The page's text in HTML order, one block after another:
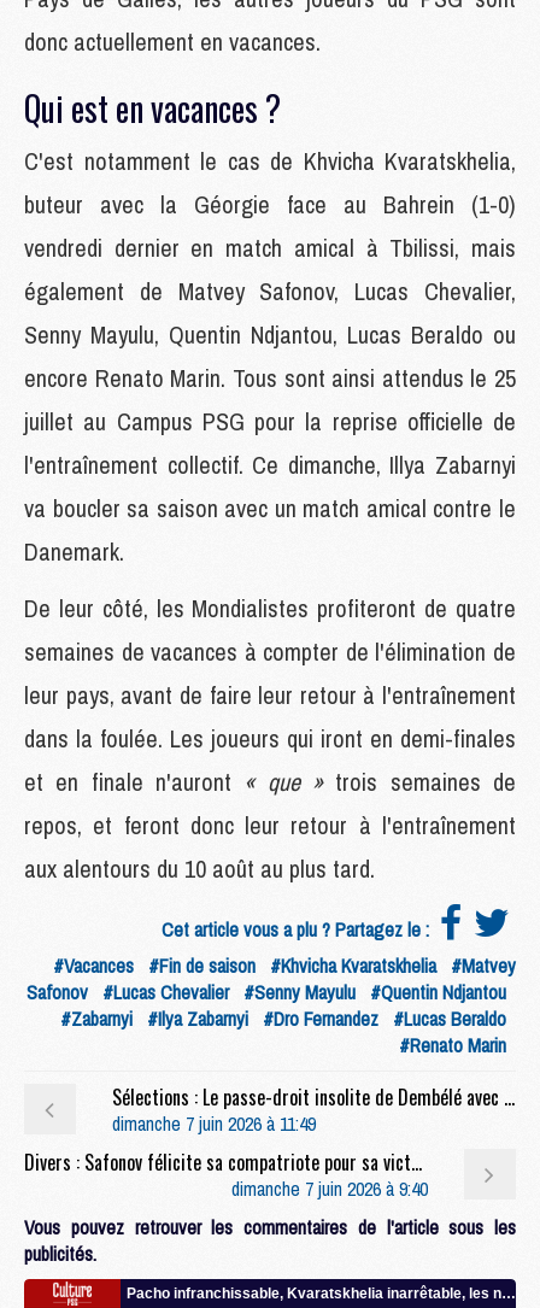
donc actuellement en vacances.
Qui est en vacances ?
C'est notamment le cas de Khvicha Kvaratskhelia,
buteur avec la Géorgie face au Bahrein (1-0)
vendredi dernier en match amical à Tbilissi, mais
également de Matvey Safonov, Lucas Chevalier,
Senny Mayulu, Quentin Ndjantou, Lucas Beraldo ou
encore Renato Marin. Tous sont ainsi attendus le 25
juillet au Campus PSG pour la reprise officielle de
l'entraînement collectif. Ce dimanche, Illya Zabarnyi
va boucler sa saison avec un match amical contre le
Danemark.
De leur côté, les Mondialistes profiteront de quatre
semaines de vacances à compter de l'élimination de
leur pays, avant de faire leur retour à l'entraînement
dans la foulée. Les joueurs qui iront en demi-finales
et en finale n'auront « que » trois semaines de
repos, et feront donc leur retour à l'entraînement
aux alentours du 10 août au plus tard.
Cet article vous a plu ? Partagez le :
#Vacances #Fin de saison #Khvicha Kvaratskhelia #Matvey
Safonov #Lucas Chevalier #Senny Mayulu #Quentin Ndjantou
#Zabarnyi #Ilya Zabarnyi #Dro Fernandez #Lucas Beraldo
#Renato Marin
Sélections : Le passe-droit insolite de Dembélé avec la France
dimanche 7 juin 2026 à 11:49
Divers : Safonov félicite sa compatriote pour sa victoire à Roland-Garros
dimanche 7 juin 2026 à 9:40
Vous pouvez retrouver les commentaires de l'article sous les
publicités.